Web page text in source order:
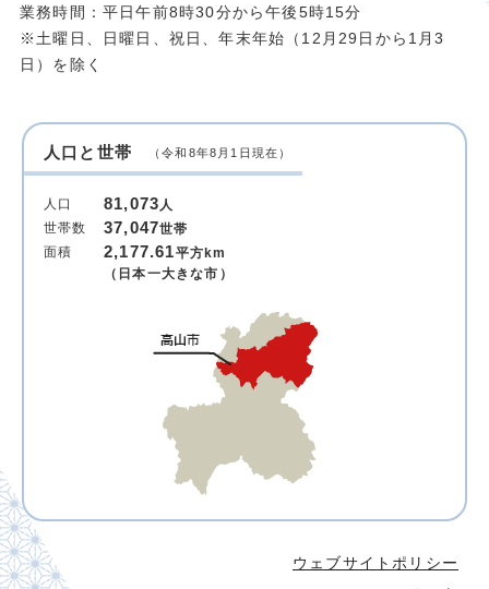
業務時間：平日午前8時30分から午後5時15分
※土曜日、日曜日、祝日、年末年始（12月29日から1月3
日）を除く
人口と世帯 （令和8年8月1日現在）
人口 81,073人
世帯数
37,047世帯
面積
2,177.61平方km
（日本一大きな市）
ウェブサイトポリシー